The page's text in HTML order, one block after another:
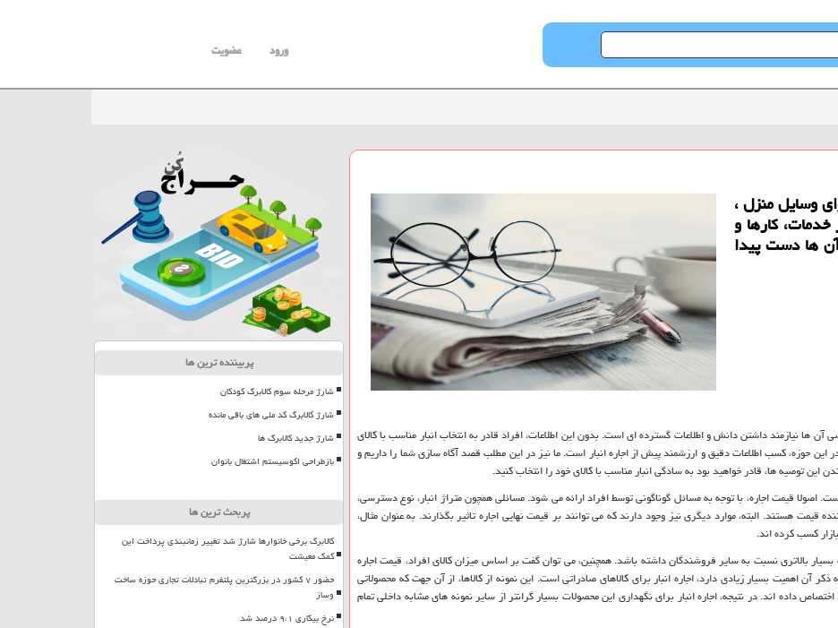
ورود عضویت
وسایل منزل ،
کارها و
آن ها دست پیدا
آن ها نیازمند داشتن دانش و اطلاعات گسترده ای است. بدون این اطلاعات، افراد قادر به انتخاب انبار مناسب با کالای
حوزه، کسب اطلاعات دقیق و ارزشمند پیش از اجاره انبار است. ما نیز در این مطلب قصد آگاه سازی شما را داریم و
این توصیه ها، قادر خواهید بود به سادگی انبار مناسب با کالای خود را انتخاب کنید.
اصولا قیمت اجاره، با توجه به مسائل گوناگونی توسط افراد ارائه می شود. مسائلی همچون متراژ انبار، نوع دسترسی،
قیمت هستند. البته، موارد دیگری نیز وجود دارند که می توانند بر قیمت نهایی اجاره تاثیر بگذارند. به عنوان مثال،
کسب کرده اند.
بالاتری نسبت به سایر فروشندگان داشته باشد. همچنین، می توان گفت بر اساس میزان کالای افراد، قیمت اجاره
آن اهمیت بسیار زیادی دارد، اجاره انبار برای کالاهای صادراتی است. این نمونه از کالاها، از آن جهت که محصولاتی
داده اند. در نتیجه، اجاره انبار برای نگهداری این محصولات بسیار گرانتر از سایر نمونه های مشابه داخلی تمام
پربیننده ترین ها
شارژ مرحله سوم کالابرگ کودکان
شارژ کالابرگ کد ملی های باقی مانده
شارژ جدید کالابرگ ها
بازطراحی اکوسیستم اشتغال بانوان
پربحث ترین ها
کالابرگ برخی خانوارها شارژ شد تغییر زمانبندی پرداخت این
کمک معیشت
حضور ۷ کشور در بزرگترین پلتفرم تبادلات تجاری حوزه ساخت
وساز
نرخ بیکاری ۹،۱ درصد شد